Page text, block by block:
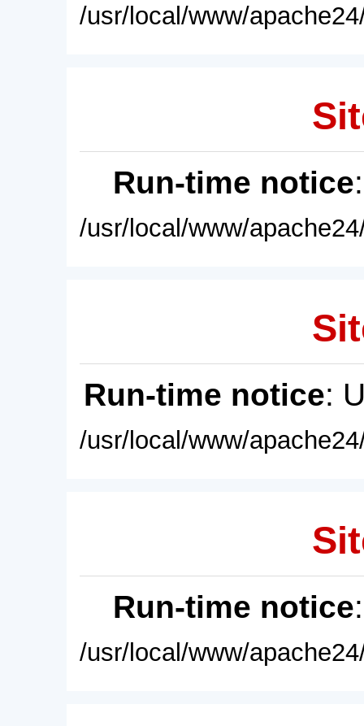
/usr/local/www/
Run-time notice
/usr/local/www/
Run-time notice:
/usr/local/www/
Run-time notice
/usr/local/www/